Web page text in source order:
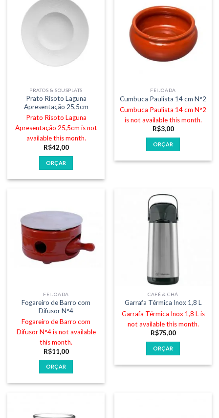
PRATOS & SOUSPLATS
Prato Risoto Laguna
Apresentação 25,5cm
Prato Risoto Laguna
Apresentação 25,5cm is not
available this month.
R$42,00
ORÇAR
FEIJOADA
Cumbuca Paulista 14 cm N°2
Cumbuca Paulista 14 cm N°2
is not available this month.
R$3,00
ORÇAR
FEIJOADA
Fogareiro de Barro com
Difusor N°4
Fogareiro de Barro com
Difusor N°4 is not available
this month.
R$11,00
ORÇAR
CAFÉ & CHÁ
Garrafa Térmica Inox 1,8 L
Garrafa Térmica Inox 1,8 L is
not available this month.
R$75,00
ORÇAR